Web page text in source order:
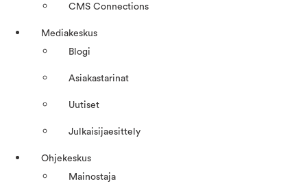
CMS Connections
Mediakeskus
Blogi
Asiakastarinat
Uutiset
Julkaisijaesittely
Ohjekeskus
Mainostaja